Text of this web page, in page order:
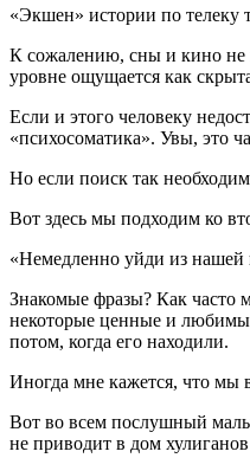
«Экшен» истории по телеку
К сожалению, сны и кино не
уровне ощущается как
Если и этого человеку
«психосоматика». Увы, это
Но если поиск так
Вот здесь мы подходим ко
«Немедленно уйди из нашей
Знакомые фразы? Как часто
некоторые ценные и
потом, когда его находили.
Иногда мне кажется, что мы
Вот во всем послушный
не приводит в дом